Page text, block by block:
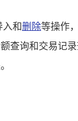
和删除等操作
查询和交易记